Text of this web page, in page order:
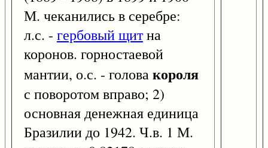
М. чеканились в серебре:
л.с. - гербовый щитна
коронов. горностаевой
мантии, о.с. - головакороля
с поворотом вправо; 2)
основная денежная единица
Бразилии до 1942. Ч.в. 1 М.